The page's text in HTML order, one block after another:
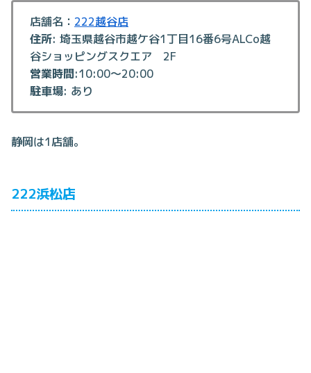
店舗名： 222越谷店
住所: 埼玉県越谷市越ケ谷1丁目16番6号ALCo越
谷ショッピングスクエア 2F
営業時間:10:00～20:00
駐車場: あり
静岡は1店舗。
222浜松店